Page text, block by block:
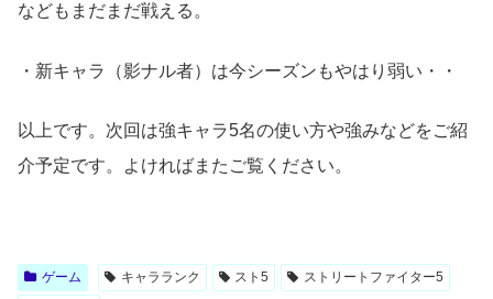
などもまだまだ戦える。
・新キャラ（影ナル者）は今シーズンもやはり弱い・・
以上です。次回は強キャラ5名の使い方や強みなどをご紹
介予定です。よければまたご覧ください。
ゲーム キャラランク スト5
ストリートファイター5